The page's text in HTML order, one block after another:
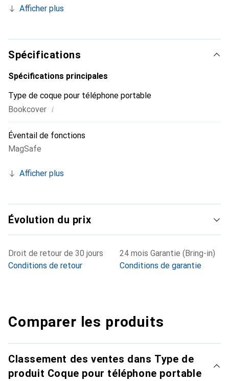
peau. Elle devient l'accessoire chic et indispensable pour
internationalement pour ses produits de haute qualité et
constitue un choix fiable pour une clientèle exigeante.
Afficher plus
Spécifications
Spécifications principales
Type de coque pour téléphone portable
Bookcover i
Éventail de fonctions
MagSafe
Afficher plus
Évolution du prix
Droit de retour de 30 jours
Conditions de retour
24 mois Garantie (Bring-in)
Conditions de garantie
Comparer les produits
Classement des ventes dans Type de
produit Coque pour téléphone portable